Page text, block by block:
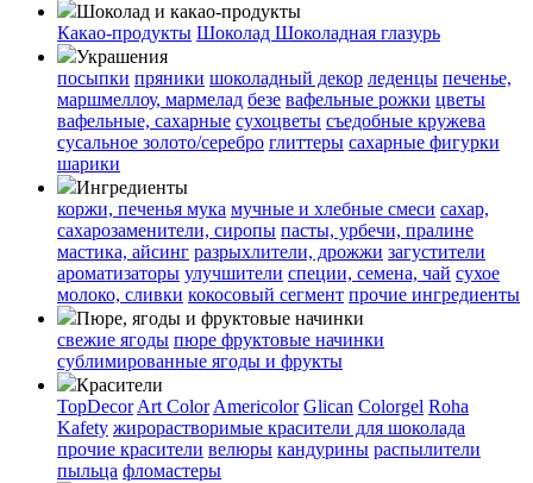
Шоколад и какао-продукты
Какао-продукты Шоколад Шоколадная глазурь
Украшения
посыпки пряники шоколадный декор леденцы печенье,
маршмеллоу, мармелад безе вафельные рожки цветы
вафельные, сахарные сухоцветы съедобные кружева
сусальное золото/серебро глиттеры сахарные фигурки
шарики
Ингредиенты
коржи, печенья мука мучные и хлебные смеси сахар,
сахарозаменители, сиропы пасты, урбечи, пралине
мастика, айсинг разрыхлители, дрожжи загустители
ароматизаторы улучшители специи, семена, чай сухое
молоко, сливки кокосовый сегмент прочие ингредиенты
Пюре, ягоды и фруктовые начинки
свежие ягоды пюре фруктовые начинки
сублимированные ягоды и фрукты
Красители
TopDecor Art Color Americolor Glican Colorgel Roha
Kafety жирорастворимые красители для шоколада
прочие красители велюры кандурины распылители
пыльца фломастеры